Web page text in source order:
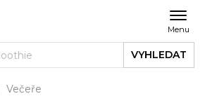
Menu
VYHLEDAT
Večeře